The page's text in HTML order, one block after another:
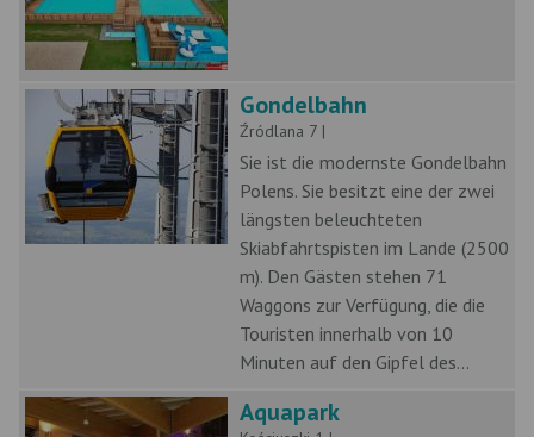
Gondelbahn
Źródlana 7 |
Sie ist die modernste Gondelbahn
Polens. Sie besitzt eine der zwei
längsten beleuchteten
Skiabfahrtspisten im Lande (2500
m). Den Gästen stehen 71
Waggons zur Verfügung, die die
Touristen innerhalb von 10
Minuten auf den Gipfel des...
Aquapark